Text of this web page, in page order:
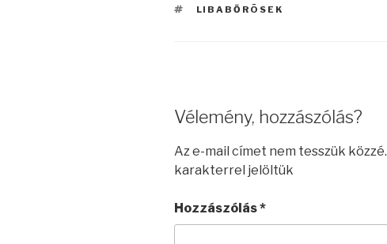
CÍMKÉK
LIBABŐRÖSEK
Vélemény, hozzászólás?
Az e-mail címet nem tesszük közzé.
karakterrel jelöltük
Hozzászólás*